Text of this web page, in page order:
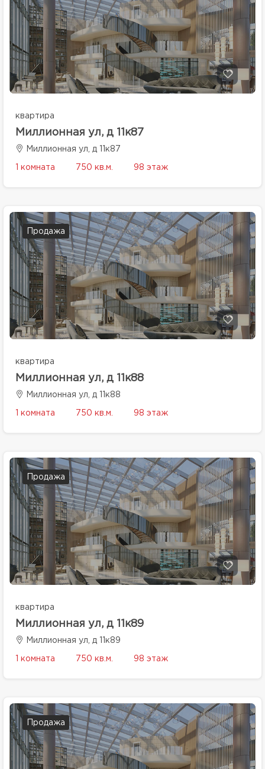
квартира
Миллионная ул, д 11к87
Миллионная ул, д 11к87
1 комната 750 кв.м. 98 этаж
Продажа
квартира
Миллионная ул, д 11к88
Миллионная ул, д 11к88
1 комната 750 кв.м. 98 этаж
Продажа
квартира
Миллионная ул, д 11к89
Миллионная ул, д 11к89
1 комната 750 кв.м. 98 этаж
Продажа